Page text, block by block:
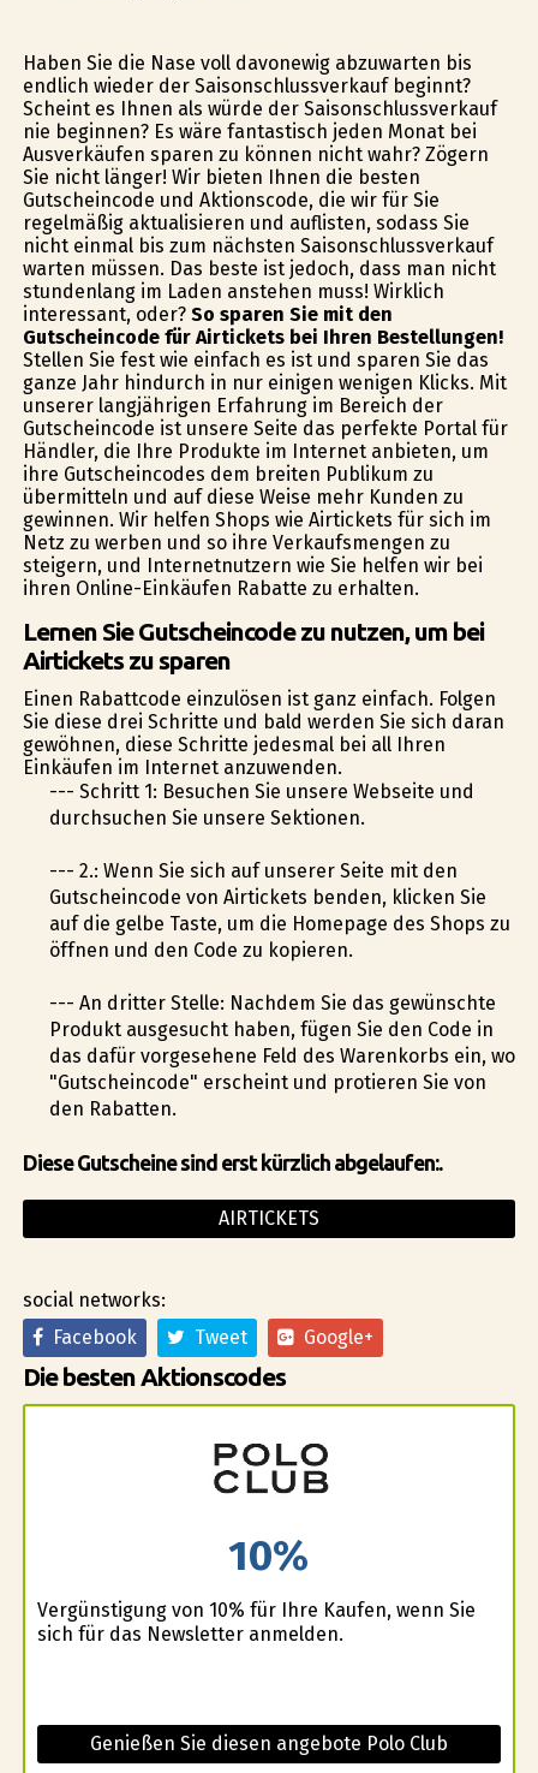
Haben Sie die Nase voll davonewig abzuwarten bis
endlich wieder der Saisonschlussverkauf beginnt?
Scheint es Ihnen als würde der Saisonschlussverkauf
nie beginnen? Es wäre fantastisch jeden Monat bei
Ausverkäufen sparen zu können nicht wahr? Zögern
Sie nicht länger! Wir bieten Ihnen die besten
Gutscheincode und Aktionscode, die wir für Sie
regelmäßig aktualisieren und auflisten, sodass Sie
nicht einmal bis zum nächsten Saisonschlussverkauf
warten müssen. Das beste ist jedoch, dass man nicht
stundenlang im Laden anstehen muss! Wirklich
interessant, oder? So sparen Sie mit den
Gutscheincode für Airtickets bei Ihren Bestellungen!
Stellen Sie fest wie einfach es ist und sparen Sie das
ganze Jahr hindurch in nur einigen wenigen Klicks. Mit
unserer langjährigen Erfahrung im Bereich der
Gutscheincode ist unsere Seite das perfekte Portal für
Händler, die Ihre Produkte im Internet anbieten, um
ihre Gutscheincodes dem breiten Publikum zu
übermitteln und auf diese Weise mehr Kunden zu
gewinnen. Wir helfen Shops wie Airtickets für sich im
Netz zu werben und so ihre Verkaufsmengen zu
steigern, und Internetnutzern wie Sie helfen wir bei
ihren Online-Einkäufen Rabatte zu erhalten.
Lernen Sie Gutscheincode zu nutzen, um bei
Airtickets zu sparen
Einen Rabattcode einzulösen ist ganz einfach. Folgen
Sie diese drei Schritte und bald werden Sie sich daran
gewöhnen, diese Schritte jedesmal bei all Ihren
Einkäufen im Internet anzuwenden.
--- Schritt 1: Besuchen Sie unsere Webseite und
durchsuchen Sie unsere Sektionen.
--- 2.: Wenn Sie sich auf unserer Seite mit den
Gutscheincode von Airtickets befinden, klicken Sie
auf die gelbe Taste, um die Homepage des Shops zu
öffnen und den Code zu kopieren.
--- An dritter Stelle: Nachdem Sie das gewünschte
Produkt ausgesucht haben, fügen Sie den Code in
das dafür vorgesehene Feld des Warenkorbs ein, wo
"Gutscheincode" erscheint und profitieren Sie von
den Rabatten.
Diese Gutscheine sind erst kürzlich abgelaufen:.
AIRTICKETS
social networks:
Facebook
Tweet Google+
Die besten Aktionscodes
10%
Vergünstigung von 10% für Ihre Kaufen, wenn Sie
sich für das Newsletter anmelden.
Genießen Sie diesen angebote Polo Club